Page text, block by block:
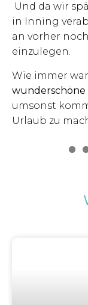
Und da wir
in Inning
an vorher
einzulegen.
Wie immer
wunderschöne
umsonst
Urlaub zu